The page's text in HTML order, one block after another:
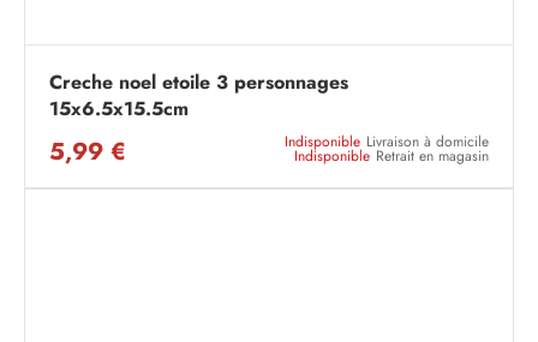
Creche noel etoile 3 personnages
15x6.5x15.5cm
5,99 € Indisponible Livraison à domicile
Indisponible Retrait en magasin